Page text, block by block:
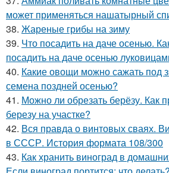
может применяться нашатырный
38. Жареные грибы на зиму
39. Что посадить на даче осенью.
посадить на даче осенью
40. Какие овощи можно сажать под
семена поздней осенью?
41. Можно ли обрезать берёзу. Как
березу на участке?
42. Вся правда о винтовых сваях.
в СССР. История формата 108/300
43. Как хранить виноград в